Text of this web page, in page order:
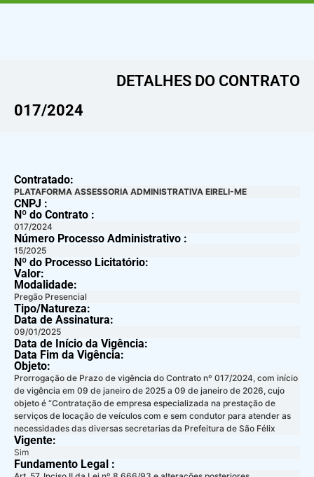
DETALHES DO CONTRATO​
017/2024
Contratado:
PLATAFORMA ASSESSORIA ADMINISTRATIVA EIRELI-ME
CNPJ :
Nº do Contrato :
017/2024
Número Processo Administrativo :
15/2025
Nº do Processo Licitatório:
Valor:
Modalidade:
Pregão Presencial
Tipo/Natureza:
Data de Assinatura:
09/01/2025
Data de Início da Vigência:
Data Fim da Vigência:
Objeto:
Prorrogação de Prazo de vigência do Contrato nº 017/2024, com início
de vigência em 09 de janeiro de 2025 a 09 de janeiro de 2026, cujo
objeto é “Contratação de empresa especializada na prestação de
serviços de locação de veículos com e sem condutor para atender as
necessidades das diversas secretarias da Prefeitura de São Félix
Vigente:
Sim
Fundamento Legal :​